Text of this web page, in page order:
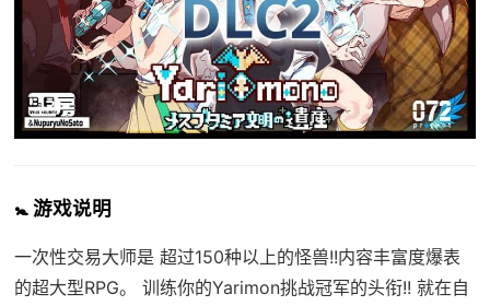
🚼 游戏说明
一次性交易大师是 超过150种以上的怪兽!!内容丰富度爆表
的超大型RPG。 训练你的Yarimon挑战冠军的头衔!! 就在自